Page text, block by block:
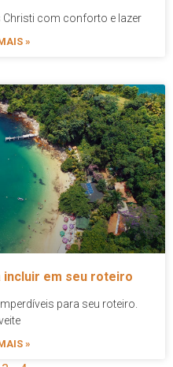
Christi com conforto e lazer
»
incluir em seu roteiro
para seu roteiro.
»